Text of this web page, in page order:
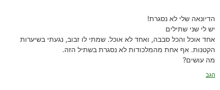
הדיונאה שלי לא נסגרת!
יש לי שני שתילים
אחד אוכל והכל סבבה, ואחד לא אוכל. שמתי לו זבוב, נגעתי בשיערות
הקטנות. אף אחת מהמלכודות לא נסגרת בשתיל הזה.
מה עושים?
הגב